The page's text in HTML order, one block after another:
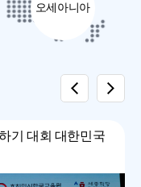
오세아니아
기 대회 대한민국